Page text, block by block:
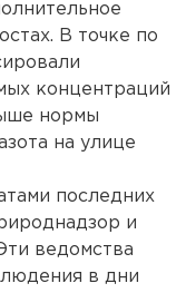
В точке по
концентраций
нормы
на улице
последних
и
ведомства
в дни